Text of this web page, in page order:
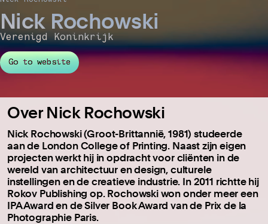
Nick Rochowski
Verenigd Koninkrijk
Go to website
Over Nick Rochowski
Nick Rochowski (Groot-Brittannië, 1981) studeerde
aan de London College of Printing. Naast zijn eigen
projecten werkt hij in opdracht voor cliënten in de
wereld van architectuur en design, culturele
instellingen en de creatieve industrie. In 2011 richtte hij
Rokov Publishing op. Rochowski won onder meer een
IPA Award en de Silver Book Award van de Prix de la
Photographie Paris.